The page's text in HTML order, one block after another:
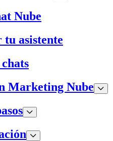
Nube
asistente
Marketing Nube